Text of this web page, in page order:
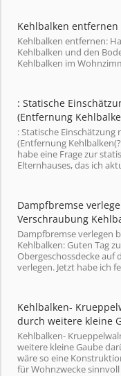
Kehlbalken entfernen
Kehlbalken entfernen:
Kehlbalken und den
Kehlbalken im
: Statische
(Entfernung
: Statische Einschätzung
(Entfernung
habe eine Frage zur
Elternhauses, das ich
Dampfbremse
Verschraubung
Dampfbremse verlegen
Kehlbalken: Guten Tag
Obergeschossdecke auf
verlegen. Jetzt habe ich
Kehlbalken-
durch weitere kleine
Kehlbalken-
weitere kleine Gaube
wäre so eine
für Wohnzwecke